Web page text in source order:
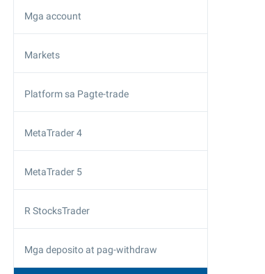
Mga account
Markets
Platform sa Pagte-trade
MetaTrader 4
MetaTrader 5
R StocksTrader
Mga deposito at pag-withdraw